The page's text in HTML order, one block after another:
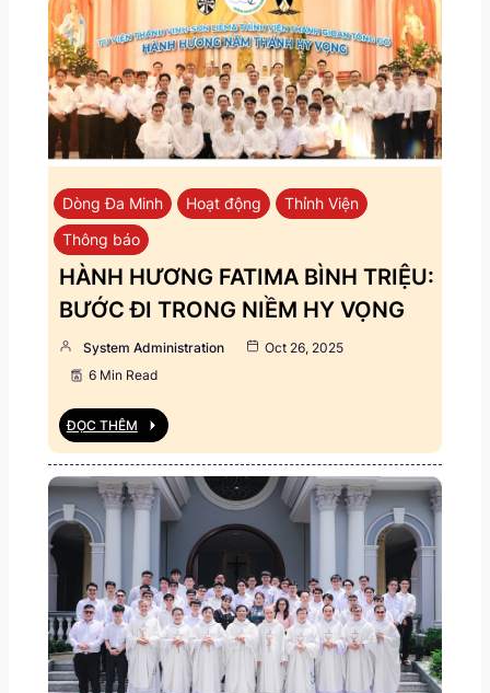
Dòng Đa Minh Hoạt động
Thỉnh Viện
Thông báo
HÀNH HƯƠNG FATIMA BÌNH TRIỆU:
BƯỚC ĐI TRONG NIỀM HY VỌNG
System Administration
Oct 26, 2025
6 Min Read
ĐỌC THÊM